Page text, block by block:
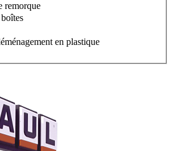
remorque
en plastique